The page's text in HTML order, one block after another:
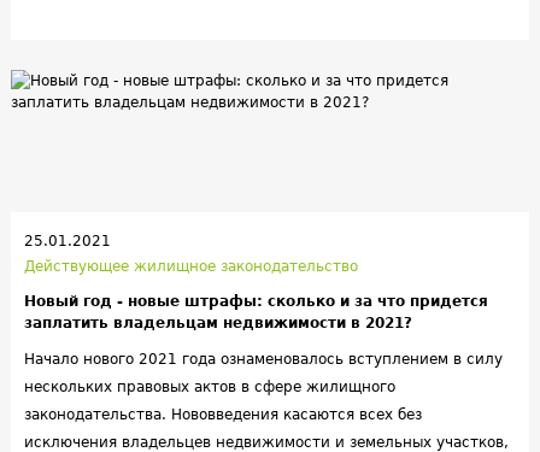
«московского» этапа. И в декабре прошлого года вступил в
силу одобренный президентом новый федеральный закон
ФЗ в широких кругах уже прозвали
«всероссийской реновацией».
25.01.2021
Действующее жилищное законодательство
Новый год - новые штрафы: сколько и за что придется
заплатить владельцам недвижимости в 2021?
Начало нового 2021 года ознаменовалось вступлением в силу
нескольких правовых актов в сфере жилищного
законодательства. Нововведения касаются всех без
исключения владельцев недвижимости и земельных участков,